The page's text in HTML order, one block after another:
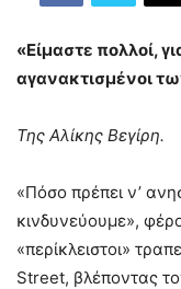
«Είμαστε πολλοί,
αγανακτισμένοι
Της Αλίκης Βεγίρη.
«Πόσο πρέπει ν’
κινδυνεύουμε»,
«περίκλειστοι»
Street, βλέποντας